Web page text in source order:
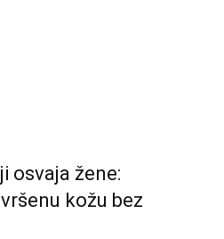
osvaja žene:
kožu bez